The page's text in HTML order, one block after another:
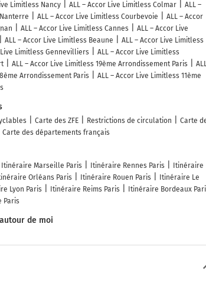
Limitless Nancy ALL – Accor Live Limitless Colmar
ALL –
ALL – Accor Live Limitless Courbevoie
ALL – Accor
ALL – Accor Live Limitless Cannes
ALL – Accor Live
ALL – Accor Live Limitless Beaune
ALL – Accor Live Limitless
Live Limitless Gennevilliers
ALL – Accor Live Limitless
ALL – Accor Live Limitless 19ème Arrondissement Paris
Arrondissement Paris
ALL – Accor Live Limitless 11ème
Carte des ZFE Restrictions de circulation
Carte
Carte des départements français
Itinéraire Marseille Paris Itinéraire Rennes Paris
Itinéraire
Orléans Paris Itinéraire Rouen Paris
Itinéraire Le
Lyon Paris Itinéraire Reims Paris
Itinéraire Bordeaux
Paris
de moi